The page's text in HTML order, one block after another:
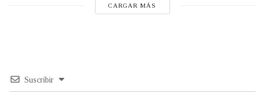
CARGAR MÁS
Suscribir